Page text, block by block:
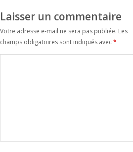
Laisser un commentaire
Votre adresse e-mail ne sera pas publiée. Les
champs obligatoires sont indiqués avec*